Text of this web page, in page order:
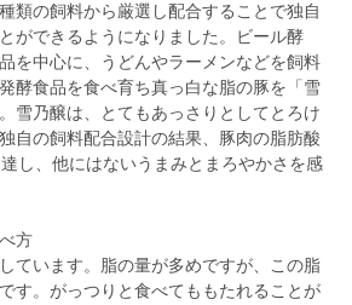
類の飼料から厳選し配合することで独自
ができるようになりました。ビール酵
を中心に、うどんやラーメンなどを飼料
酵食品を食べ育ち真っ白な脂の豚を「雪
雪乃醸は、とてもあっさりとしてとろけ
自の飼料配合設計の結果、豚肉の脂肪酸
し、他にはないうまみとまろやかさを感
方
ています。脂の量が多めですが、この脂
す。がっつりと食べてももたれることが